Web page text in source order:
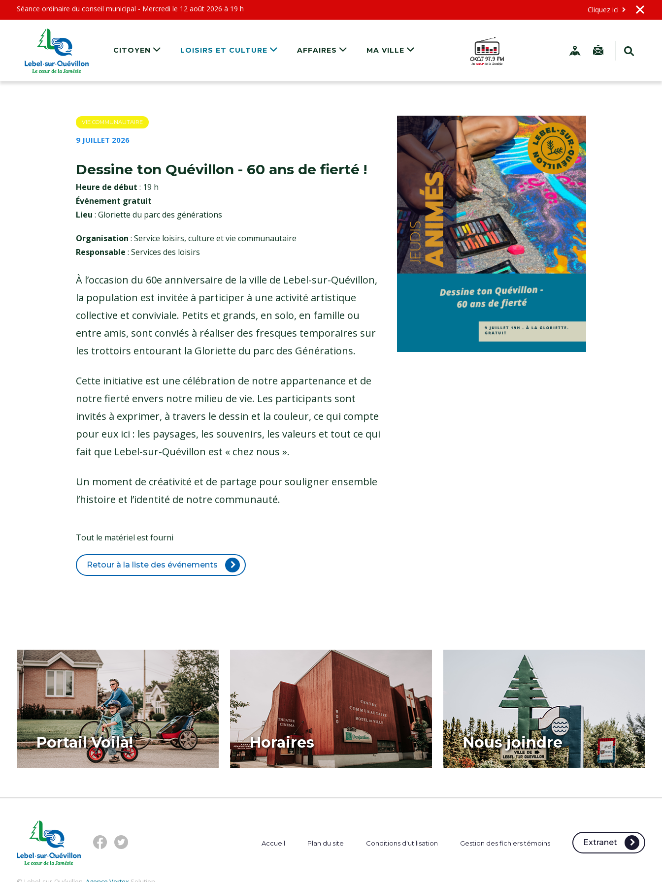
Séance ordinaire du conseil municipal - Mercredi le 12 août 2026 à 19 h Cliquez ici
CITOYEN LOISIRS ET CULTURE AFFAIRES MA VILLE
VIE COMMUNAUTAIRE
9 JUILLET 2026
Dessine ton Quévillon - 60 ans de fierté !
Heure de début : 19 h
Événement gratuit
Lieu : Gloriette du parc des générations
Organisation : Service loisirs, culture et vie communautaire
Responsable : Services des loisirs
À l’occasion du 60e anniversaire de la ville de Lebel-sur-Quévillon,
la population est invitée à participer à une activité artistique
collective et conviviale. Petits et grands, en solo, en famille ou
entre amis, sont conviés à réaliser des fresques temporaires sur
les trottoirs entourant la Gloriette du parc des Générations.
Cette initiative est une célébration de notre appartenance et de
notre fierté envers notre milieu de vie. Les participants sont
invités à exprimer, à travers le dessin et la couleur, ce qui compte
pour eux ici : les paysages, les souvenirs, les valeurs et tout ce qui
fait que Lebel-sur-Quévillon est « chez nous ».
Un moment de créativité et de partage pour souligner ensemble
l’histoire et l’identité de notre communauté.
Tout le matériel est fourni
Retour à la liste des événements
Portail Voilà! Horaires Nous joindre
Accueil Plan du site Conditions d'utilisation Gestion des fichiers témoins Extranet